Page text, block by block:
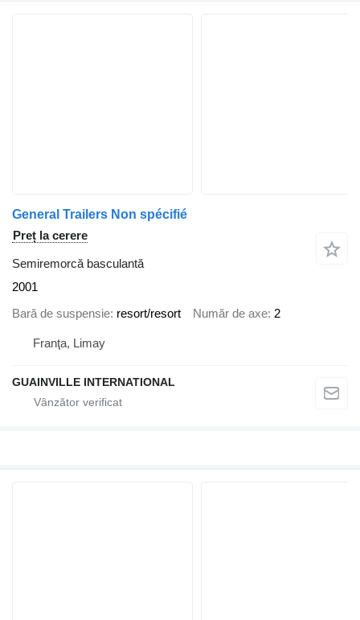
General Trailers Non spécifié
Preț la cerere
Semiremorcă basculantă
2001
Bară de suspensie resort/resort Număr de axe 2
Franţa, Limay
GUAINVILLE INTERNATIONAL